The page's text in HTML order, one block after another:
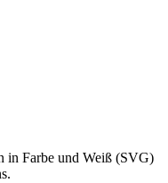
in Farbe und Weiß (SVG)